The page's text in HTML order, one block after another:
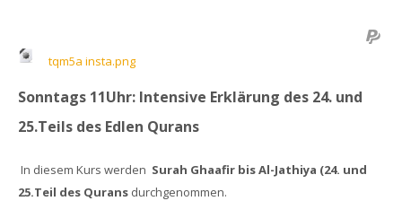
tqm5a insta.png
Sonntags 11Uhr: Intensive Erklärung des 24. und
25.Teils des Edlen Qurans
In diesem Kurs werden Surah Ghaafir bis Al-Jathiya (24. und
25.Teil des Qurans durchgenommen.